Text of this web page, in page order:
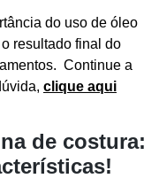
do uso de óleo
resultado final do
Continue a
clique aqui
de costura: